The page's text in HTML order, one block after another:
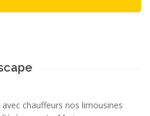
chauffeurs nos limousines